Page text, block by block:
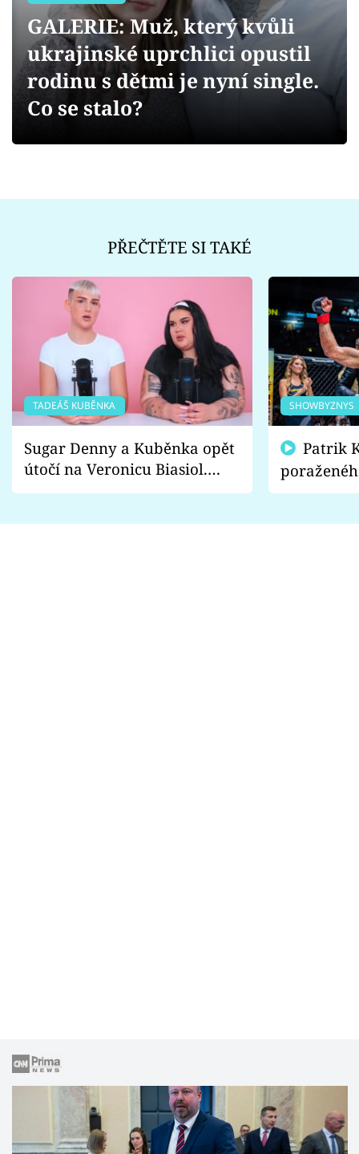
Videa
Sledujte prima+
GALERIE: Muž, který kvůli
ukrajinské uprchlici opustil
rodinu s dětmi je nyní single.
Co se stalo?
PŘEČTĚTE SI TAKÉ
TADEÁŠ KUBĚNKA
Sugar Denny a Kuběnka opět
útočí na Veronicu Biasiol.
Proč je podle nich falešná a
SHOWBYZNYS
fanoušci